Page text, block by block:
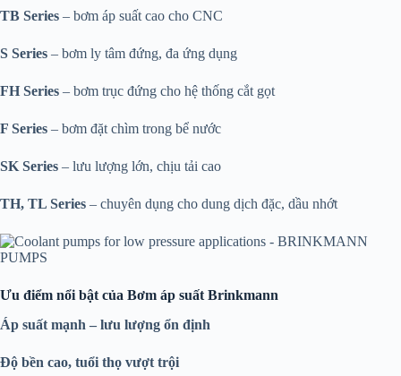
TB Series – bơm áp suất cao cho CNC
S Series – bơm ly tâm đứng, đa ứng dụng
FH Series – bơm trục đứng cho hệ thống cắt gọt
F Series – bơm đặt chìm trong bể nước
SK Series – lưu lượng lớn, chịu tải cao
TH, TL Series – chuyên dụng cho dung dịch đặc, dầu nhớt
Ưu điểm nổi bật của Bơm áp suất Brinkmann
Áp suất mạnh – lưu lượng ổn định
Độ bền cao, tuổi thọ vượt trội